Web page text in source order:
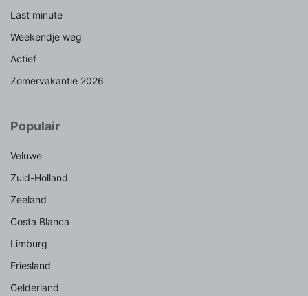
Last minute
Weekendje weg
Actief
Zomervakantie 2026
Populair
Veluwe
Zuid-Holland
Zeeland
Costa Blanca
Limburg
Friesland
Gelderland